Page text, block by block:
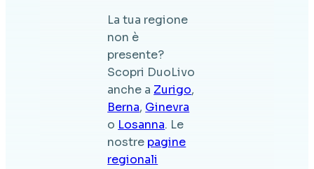
La tua regione
non è
presente?
Scopri DuoLivo
anche a Zurigo,
Berna, Ginevra
o Losanna. Le
nostre pagine
regionali